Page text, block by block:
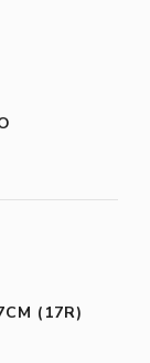
(17R)